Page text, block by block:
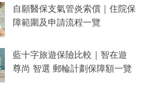
自願醫保支氣管炎索償｜住院保
障範圍及申請流程一覽
藍十字旅遊保險比較｜智在遊
尊尚 智選 郵輪計劃保障額一覽